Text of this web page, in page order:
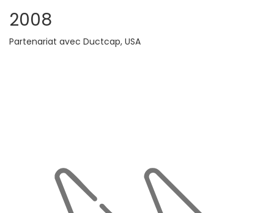
2008
Partenariat avec Ductcap, USA